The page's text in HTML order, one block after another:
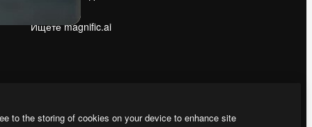
Ищете magnific.ai
to the storing of cookies on your device to enhance site